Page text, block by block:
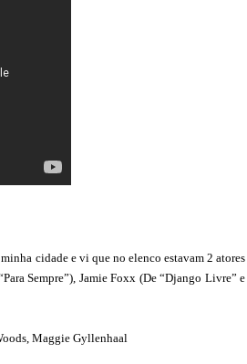
cidade e vi que no elenco estavam 2 atores
Sempre”), Jamie Foxx (De “Django Livre” e
Maggie Gyllenhaal